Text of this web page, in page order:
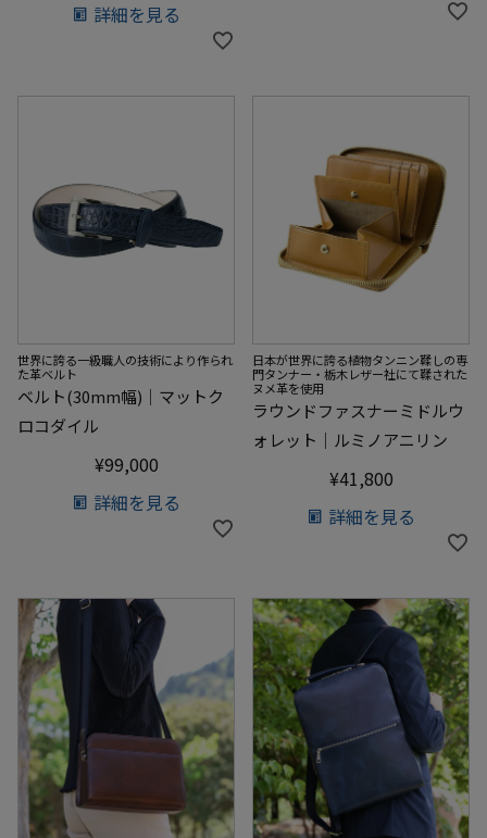
詳細を見る
世界に誇る一級職人の技術により作られ
た革ベルト
ベルト(30mm幅)｜マットク
ロコダイル
¥99,000
詳細を見る
日本が世界に誇る植物タンニン鞣しの専
門タンナー・栃木レザー社にて鞣された
ヌメ革を使用
ラウンドファスナーミドルウ
ォレット｜ルミノアニリン
¥41,800
詳細を見る